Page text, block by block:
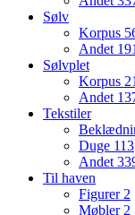
Sølv
Korpus
Andet
Sølvplet
Korpus
Andet
Tekstiler
Duge 113
Andet
Til haven
Figurer2
Møbler2